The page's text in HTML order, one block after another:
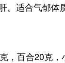
。适合气郁体
，百合20克，